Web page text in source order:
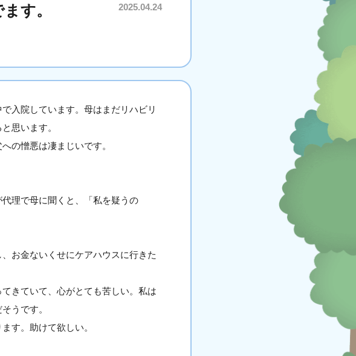
す。 2025.04.24
入院しています。母はまだリハビリ
思います。
の憎悪は凄まじいです。
理で母に聞くと、「私を疑うの
お金ないくせにケアハウスに行きた
きていて、心がとても苦しい。私は
うです。
す。助けて欲しい。